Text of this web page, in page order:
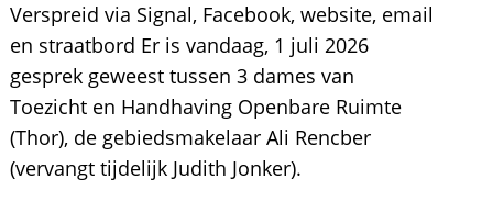
Verspreid via Signal, Facebook, website, email
en straatbord Er is vandaag, 1 juli 2026
gesprek geweest tussen 3 dames van
Toezicht en Handhaving Openbare Ruimte
(Thor), de gebiedsmakelaar Ali Rencber
(vervangt tijdelijk Judith Jonker).